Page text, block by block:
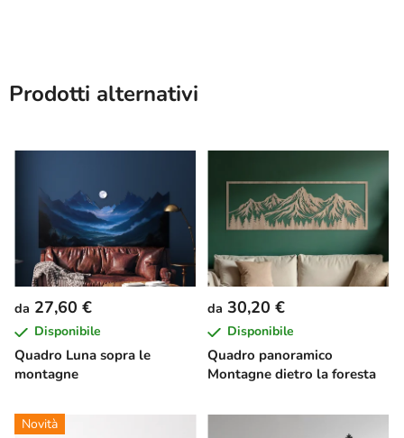
Prodotti alternativi
Quadro Luna sopra le
montagne
da 27,60 €
Disponibile
Quadro panoramico
Montagne dietro la foresta
da 30,20 €
Disponibile
Novità